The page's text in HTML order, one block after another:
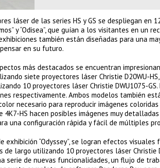
láser de las series HS y GS se despliegan
y “Odisea”, que guían a los visitantes en
también están diseñadas para una
en su futuro.
más destacados se encuentran
siete proyectores láser Christie D20WU-
10 proyectores láser Christie DWU1075-
respectivamente. Ambos modelos también
necesario para reproducir imágenes
4K7-HS hacen posibles imágenes muy
una configuración rápida y fácil de múltiples
exhibición “Odyssey”, se logran efectos
de largo utilizando 10 proyectores láser Christie
serie de nuevas funcionalidades, un flujo de